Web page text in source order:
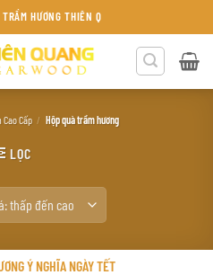
HƯƠNG THIÊN QUANG KHÁNH HÒA
Cấp / Hộp quà trầm hương
LỌC
Ý NGHĨA NGÀY TẾT